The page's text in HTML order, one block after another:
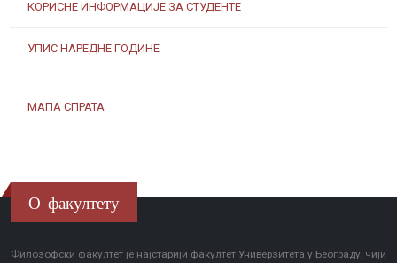
КОРИСНЕ ИНФОРМАЦИЈЕ ЗА СТУДЕНТЕ
УПИС НАРЕДНЕ ГОДИНЕ
МАПА СПРАТА
О факултету
Филозофски факултет је најстарији факултет Универзитета у Београду, чији